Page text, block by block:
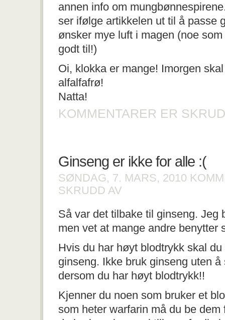
annen info om
ser ifølge artikkelen ut til å passe
ønsker mye luft i magen (noe
godt til!)
Oi, klokka er mange! Imorgen
alfalfafrø!
Natta!
KOMMENTARER ER
Ginseng er ikke for alle :(
SØNDAG, 7. MARS, 2010
SKRUDD AV
IKKE
FOR
ALLE
Så var det tilbake til ginseng. Jeg
men vet at mange andre benytter
Hvis du har høyt blodtrykk skal
ginseng. Ikke bruk ginseng uten
dersom du har høyt blodtrykk!!
Kjenner du noen som bruker et
som heter warfarin må du be